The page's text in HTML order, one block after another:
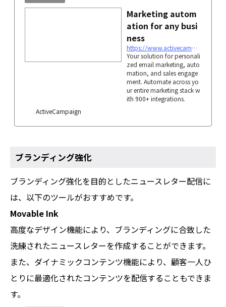
Marketing autom
ation for any busi
ness
https://www.activecampaign.com
Your solution for personali
zed email marketing, auto
mation, and sales engage
ment. Automate across yo
ur entire marketing stack w
ith 900+ integrations.
ActiveCampaign
ブランディング強化
ブランディング強化を目的としたニュースレター配信に
は、以下のツールがおすすめです。
Movable Ink
高度なデザイン機能により、ブランディングに合致した
洗練されたニュースレターを作成することができます。
また、ダイナミックコンテンツ機能により、顧客一人ひ
とりに最適化されたコンテンツを配信することもできま
す。